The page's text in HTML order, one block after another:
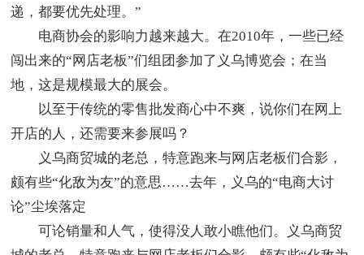
递，都要优先处理。”
电商协会的影响力越来越大。在2010年，一些已经
闯出来的“网店老板”们组团参加了义乌博览会；在当
地，这是规模最大的展会。
以至于传统的零售批发商心中不爽，说你们在网上
开店的人，还需要来参展吗？
义乌商贸城的老总，特意跑来与网店老板们合影，
颇有些“化敌为友”的意思……去年，义乌的“电商大讨
论”尘埃落定
可论销量和人气，使得没人敢小瞧他们。义乌商贸